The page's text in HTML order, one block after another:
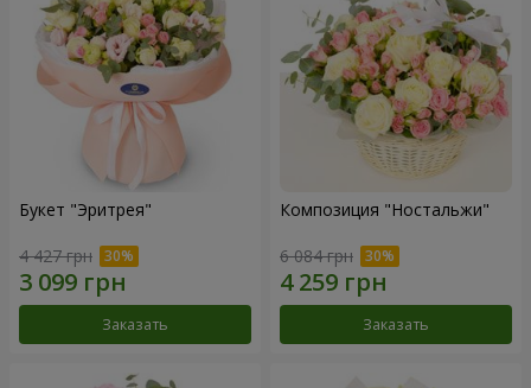
Букет "Эритрея"
4 427 грн
Заказать
Композиция "Ностальжи"
6 084 грн
Заказать